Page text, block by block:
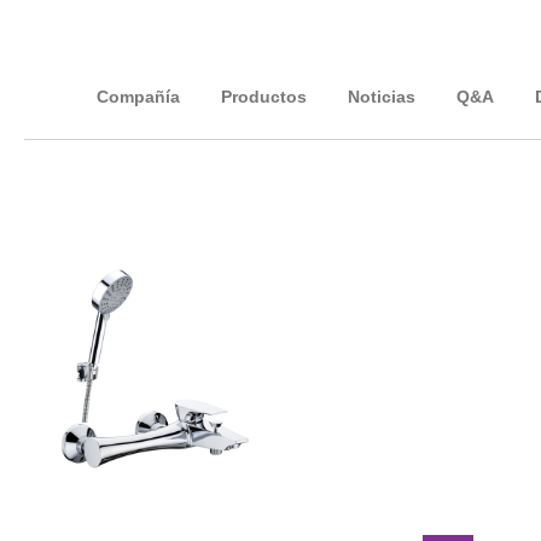
Compañía Productos Noticias Q&A